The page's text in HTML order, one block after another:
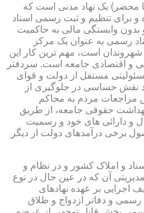
محضر) یک نهاد مدنی است که
و برای تنظیم و ثبت رسمی اسناد
وابستگی مالی به حاکمیت
رسمی به عنوان یک مرکز
است، مهم ترین کار این
و اقتصادی جامعه است. سردفتر
مستقل از دولت و قوای
نقش حساسی در جلوگیری از
مراجعات مردم به محاکم
حقوقی جامعه، از طریق
و دارائی های خود و رسمیت
برخی درآمدهای دولت از دیگر
و املاک کشور و در نظام و
آن که در عین حال در نوع
اجرایی بر عهده نهادهای
و دفاتر ازدواج و طلاق